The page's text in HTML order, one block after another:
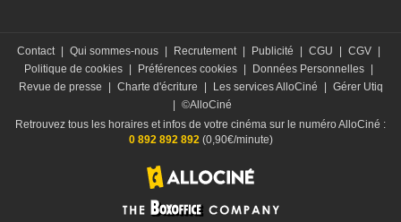
Contact Qui sommes-nous Recrutement Publicité CGU CGV
Politique de cookies
Préférences cookies Données Personnelles
Revue de presse
Charte d'écriture Les services AlloCiné
Gérer Utiq
©AlloCiné
Retrouvez tous les horaires et infos de votre cinéma sur le numéro AlloCiné :
0 892 892 892(0,90€/minute)